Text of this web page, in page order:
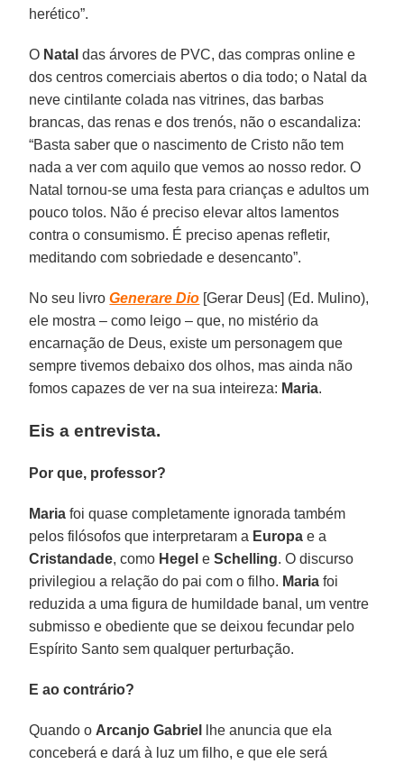
herético”.
O Natal das árvores de PVC, das compras online e
dos centros comerciais abertos o dia todo; o Natal da
neve cintilante colada nas vitrines, das barbas
brancas, das renas e dos trenós, não o escandaliza:
“Basta saber que o nascimento de Cristo não tem
nada a ver com aquilo que vemos ao nosso redor. O
Natal tornou-se uma festa para crianças e adultos um
pouco tolos. Não é preciso elevar altos lamentos
contra o consumismo. É preciso apenas refletir,
meditando com sobriedade e desencanto”.
No seu livroGenerare Dio [Gerar Deus] (Ed. Mulino),
ele mostra – como leigo – que, no mistério da
encarnação de Deus, existe um personagem que
sempre tivemos debaixo dos olhos, mas ainda não
fomos capazes de ver na sua inteireza: Maria.
Eis a entrevista.
Por que, professor?
Maria foi quase completamente ignorada também
pelos filósofos que interpretaram a Europa e a
Cristandade, como Hegel eSchelling. O discurso
privilegiou a relação do pai com o filho. Maria foi
reduzida a uma figura de humildade banal, um ventre
submisso e obediente que se deixou fecundar pelo
Espírito Santo sem qualquer perturbação.
E ao contrário?
Quando o Arcanjo Gabriel
lhe anuncia que ela
conceberá e dará à luz um filho, e que ele será